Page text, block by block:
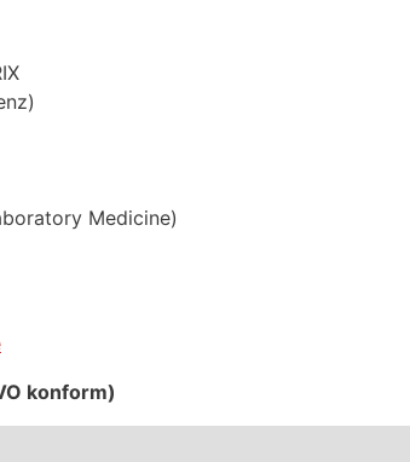
Medicine)
konform)